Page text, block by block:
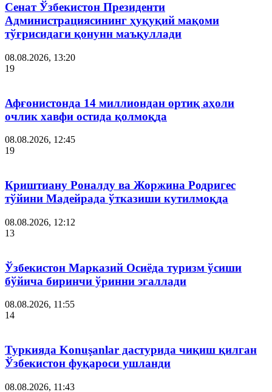
Сенат Ўзбекистон Президенти
Администрациясининг ҳуқуқий мақоми
тўғрисидаги қонунн маъқуллади
08.08.2026, 13:20
19
Афғонистонда 14 миллиондан ортиқ аҳоли
очлик хавфи остида қолмоқда
08.08.2026, 12:45
19
Криштиану Роналду ва Жоржина Родригес
тўйини Мадейрада ўтказиши кутилмоқда
08.08.2026, 12:12
13
Ўзбекистон Марказий Осиёда туризм ўсиши
бўйича биринчи ўринни эгаллади
08.08.2026, 11:55
14
Туркияда Konuşanlar дастурида чиқиш қилган
Ўзбекистон фуқароси ушланди
08.08.2026, 11:43